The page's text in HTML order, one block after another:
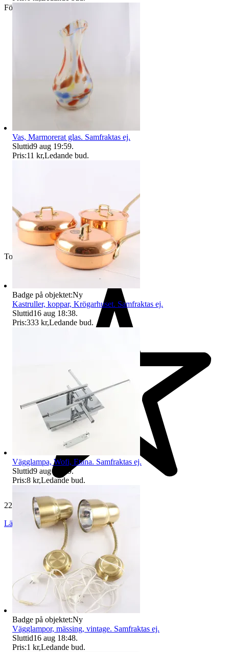
Företag
Toppsäljare
229 538 omdömen
Läs omdömen Följ
Vas, Marmorerat glas. Samfraktas ej.
Sluttid9 aug 19:59.
Pris:11 kr,Ledande bud.
Badge på objektet:Ny
Kastruller, koppar, Krögarhuset. Samfraktas ej.
Sluttid16 aug 18:38.
Pris:333 kr,Ledande bud.
Vägglampa, Wofi, Etana. Samfraktas ej.
Sluttid9 aug 20:19.
Pris:8 kr,Ledande bud.
Badge på objektet:Ny
Vägglampor, mässing, vintage. Samfraktas ej.
Sluttid16 aug 18:48.
Pris:1 kr,Ledande bud.